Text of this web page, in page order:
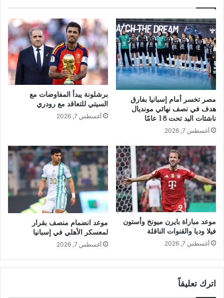
مصر تخسر أمام إسبانيا بفارق
هدف في نصف نهائي مونديال
ناشئات اليد تحت 18 عامًا
أغسطس 7, 2026
برشلونة يبدأ المفاوضات مع
السيتي للتعاقد مع رودري
أغسطس 7, 2026
موعد مباراة بايرن ميونخ وأستون
فيلا وديا والقنوات الناقلة
أغسطس 7, 2026
موعد انضمام منصف بقرار
لمعسكر الأهلي في إسبانيا
أغسطس 7, 2026
اترك تعليقاً